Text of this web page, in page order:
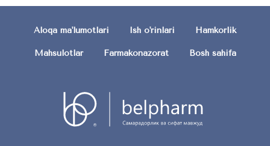
Aloqa ma'lumotlari Ish o'rinlari Hamkorlik
Mahsulotlar Farmakonazorat Bosh sahifa